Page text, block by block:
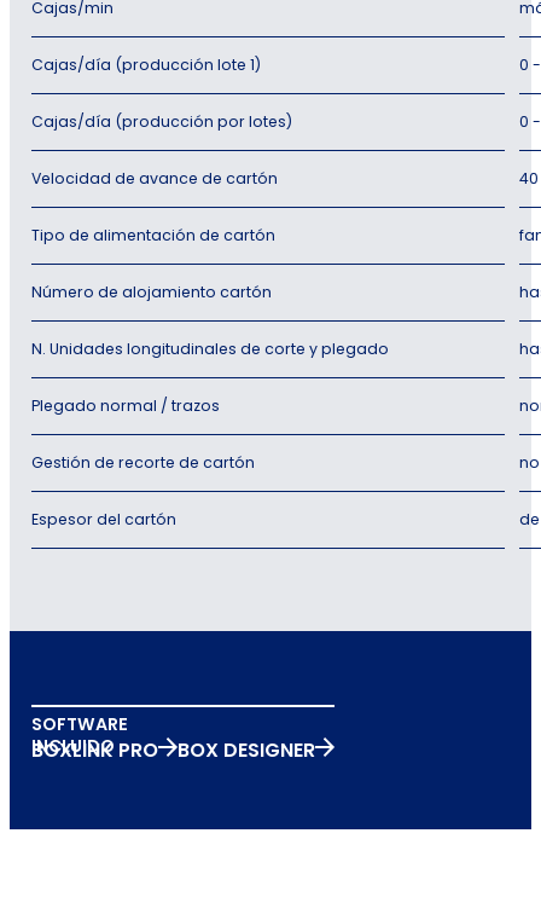
Cajas/min
Cajas/día (producción lote 1) 0
Cajas/día (producción por lotes) 0
Velocidad de avance de cartón
Tipo de alimentación de cartón
Número de alojamiento cartón
N. Unidades longitudinales de corte y plegado
Plegado normal / trazos
Gestión de recorte de cartón
Espesor del cartón
SOFTWARE
INCLUIDO
BOXLINK PRO BOX DESIGNER